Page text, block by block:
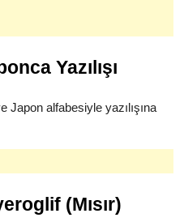
Yazılışı
Japon alfabesiyle yazılışına
(Mısır)